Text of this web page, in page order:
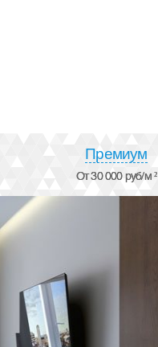
Премиум
От 30 000 руб/м ²